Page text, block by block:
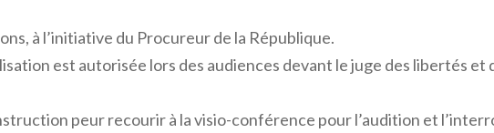
à l’initiative du Procureur de la République.
est autorisée lors des audiences devant le juge des libertés et
peur recourir à la visio-conférence pour l’audition et